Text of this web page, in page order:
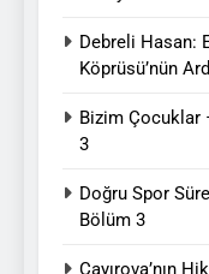
Debreli Hasan:
Köprüsü’nün
Bizim Çocuklar
3
Doğru Spor
Bölüm 3
Çayırova’nın